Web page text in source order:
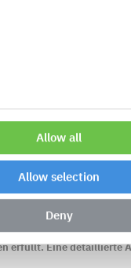
Allow all
Allow selection
Deny
angeben oder
registrierten
erfüllen die
zur Teilnahme an
ob Ihr
für die
erfüllt. Eine detaillierte